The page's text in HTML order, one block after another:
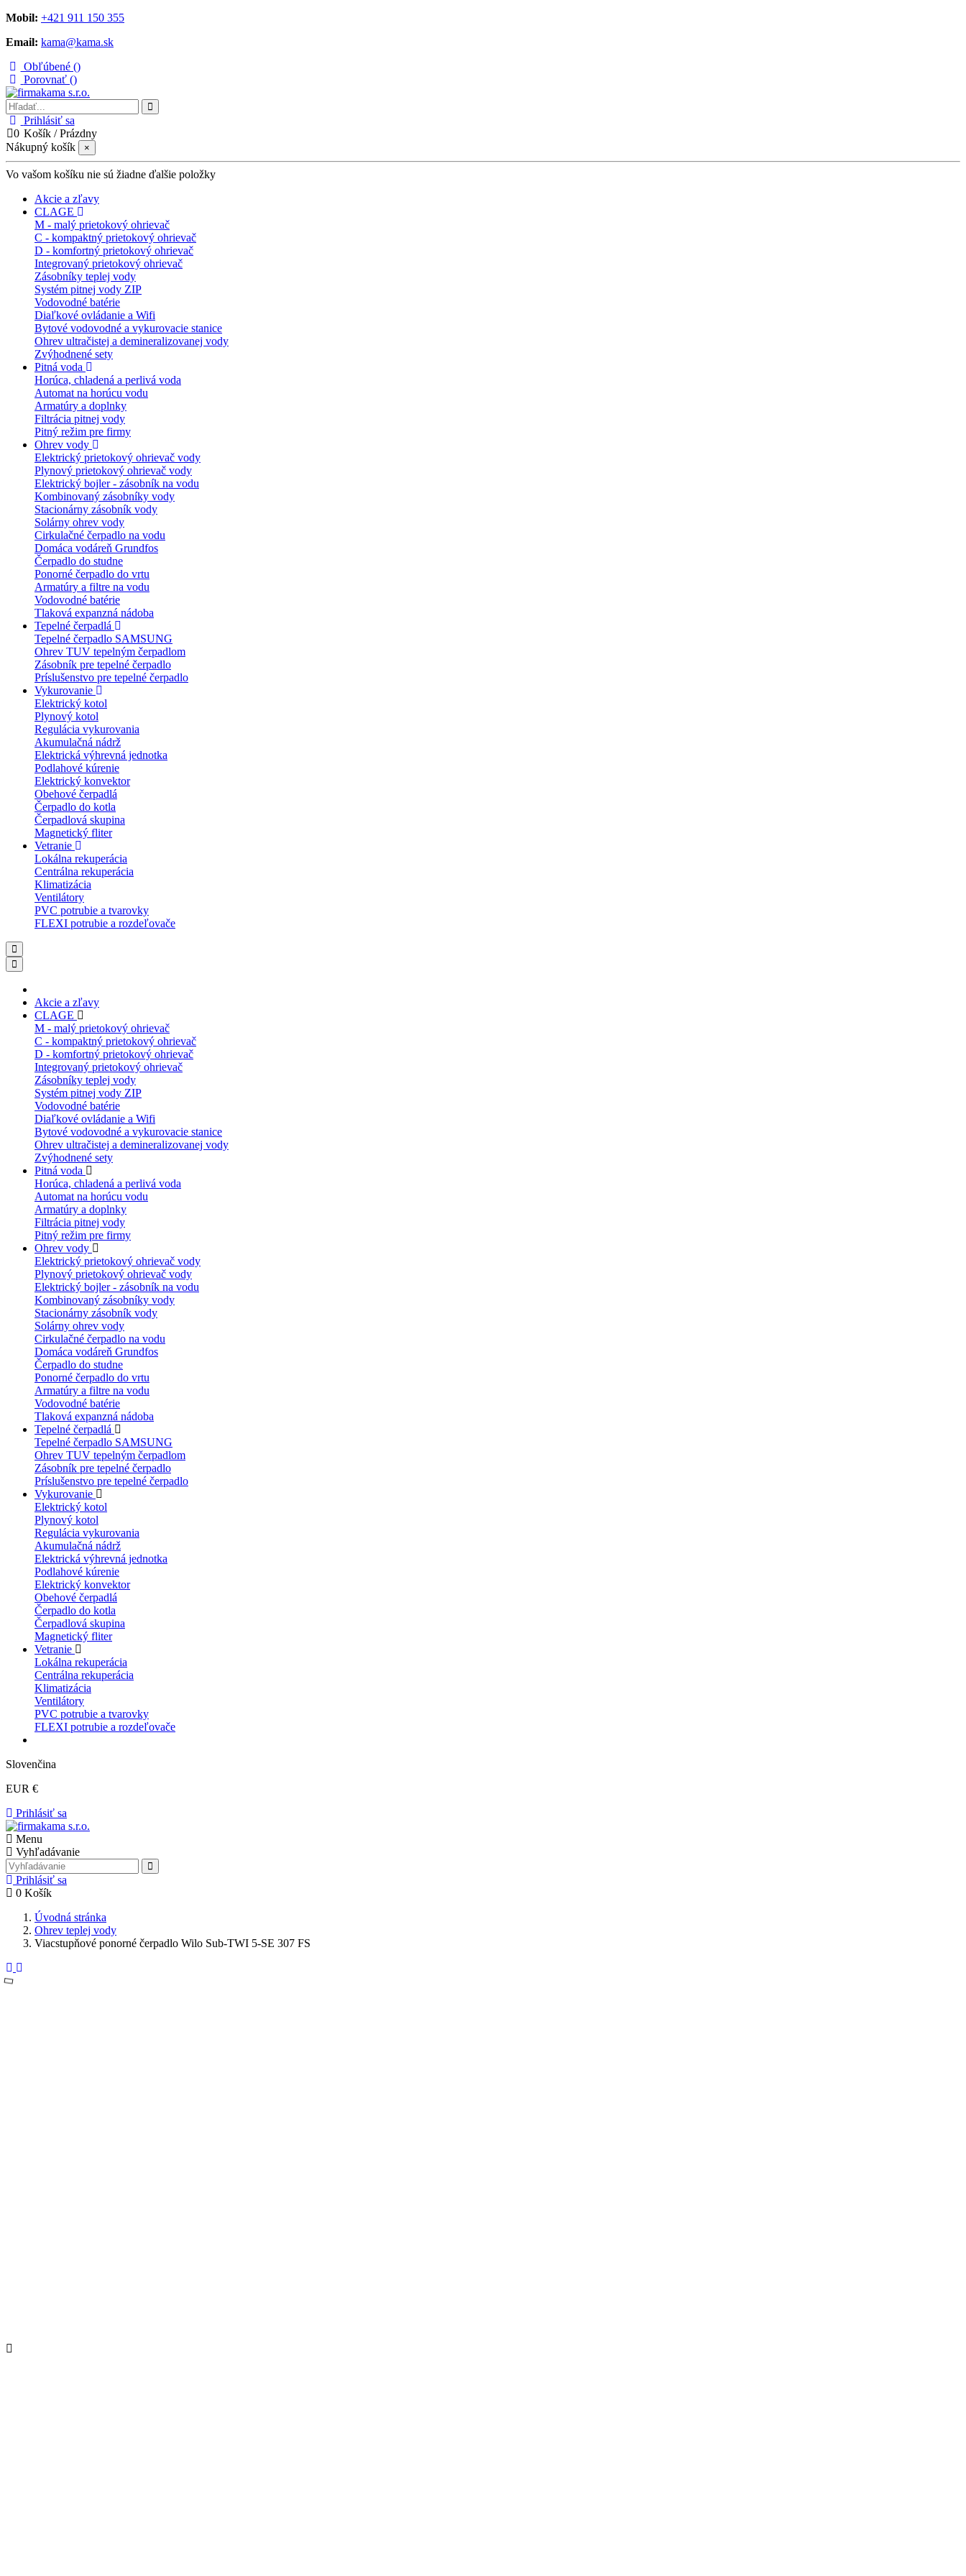
Mobil: +421 911 150 355
Email: kama@kama.sk
Obľúbené ()
Porovnať ()
Prihlásiť sa
0 Košík /Prázdny
Nákupný košík
×
Vo vašom košíku nie sú žiadne ďalšie položky
Akcie a zľavy
CLAGE
M - malý prietokový ohrievač
C - kompaktný prietokový ohrievač
D - komfortný prietokový ohrievač
Integrovaný prietokový ohrievač
Zásobníky teplej vody
Systém pitnej vody ZIP
Vodovodné batérie
Diaľkové ovládanie a Wifi
Bytové vodovodné a vykurovacie stanice
Ohrev ultračistej a demineralizovanej vody
Zvýhodnené sety
Pitná voda
Horúca, chladená a perlivá voda
Automat na horúcu vodu
Armatúry a doplnky
Filtrácia pitnej vody
Pitný režim pre firmy
Ohrev vody
Elektrický prietokový ohrievač vody
Plynový prietokový ohrievač vody
Elektrický bojler - zásobník na vodu
Kombinovaný zásobníky vody
Stacionárny zásobník vody
Solárny ohrev vody
Cirkulačné čerpadlo na vodu
Domáca vodáreň Grundfos
Čerpadlo do studne
Ponorné čerpadlo do vrtu
Armatúry a filtre na vodu
Vodovodné batérie
Tlaková expanzná nádoba
Tepelné čerpadlá
Tepelné čerpadlo SAMSUNG
Ohrev TUV tepelným čerpadlom
Zásobník pre tepelné čerpadlo
Príslušenstvo pre tepelné čerpadlo
Vykurovanie
Elektrický kotol
Plynový kotol
Regulácia vykurovania
Akumulačná nádrž
Elektrická výhrevná jednotka
Podlahové kúrenie
Elektrický konvektor
Obehové čerpadlá
Čerpadlo do kotla
Čerpadlová skupina
Magnetický fliter
Vetranie
Lokálna rekuperácia
Centrálna rekuperácia
Klimatizácia
Ventilátory
PVC potrubie a tvarovky
FLEXI potrubie a rozdeľovače
Akcie a zľavy
CLAGE
M - malý prietokový ohrievač
C - kompaktný prietokový ohrievač
D - komfortný prietokový ohrievač
Integrovaný prietokový ohrievač
Zásobníky teplej vody
Systém pitnej vody ZIP
Vodovodné batérie
Diaľkové ovládanie a Wifi
Bytové vodovodné a vykurovacie stanice
Ohrev ultračistej a demineralizovanej vody
Zvýhodnené sety
Pitná voda
Horúca, chladená a perlivá voda
Automat na horúcu vodu
Armatúry a doplnky
Filtrácia pitnej vody
Pitný režim pre firmy
Ohrev vody
Elektrický prietokový ohrievač vody
Plynový prietokový ohrievač vody
Elektrický bojler - zásobník na vodu
Kombinovaný zásobníky vody
Stacionárny zásobník vody
Solárny ohrev vody
Cirkulačné čerpadlo na vodu
Domáca vodáreň Grundfos
Čerpadlo do studne
Ponorné čerpadlo do vrtu
Armatúry a filtre na vodu
Vodovodné batérie
Tlaková expanzná nádoba
Tepelné čerpadlá
Tepelné čerpadlo SAMSUNG
Ohrev TUV tepelným čerpadlom
Zásobník pre tepelné čerpadlo
Príslušenstvo pre tepelné čerpadlo
Vykurovanie
Elektrický kotol
Plynový kotol
Regulácia vykurovania
Akumulačná nádrž
Elektrická výhrevná jednotka
Podlahové kúrenie
Elektrický konvektor
Obehové čerpadlá
Čerpadlo do kotla
Čerpadlová skupina
Magnetický fliter
Vetranie
Lokálna rekuperácia
Centrálna rekuperácia
Klimatizácia
Ventilátory
PVC potrubie a tvarovky
FLEXI potrubie a rozdeľovače
Slovenčina
EUR €
Prihlásiť sa
Menu
Vyhľadávanie
Prihlásiť sa
0 Košík
Úvodná stránka
Ohrev teplej vody
Viacstupňové ponorné čerpadlo Wilo Sub-TWI 5-SE 307 FS